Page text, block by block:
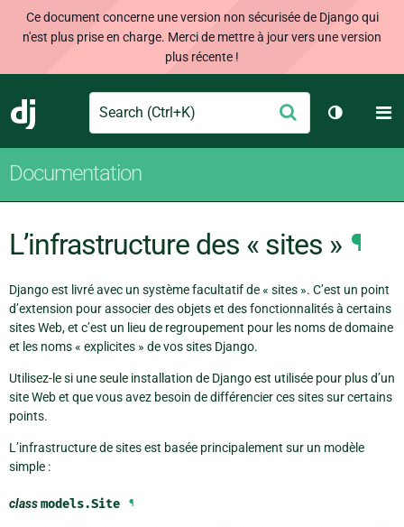
Ce document concerne une version non sécurisée de Django qui
n'est plus prise en charge. Merci de mettre à jour vers une version
plus récente !
Django
Search Envoyer
Changer
Documentation
L’infrastructure des « sites » ¶
Django est livré avec un système facultatif de « sites ». C’est un point
d’extension pour associer des objets et des fonctionnalités à certains
sites Web, et c’est un lieu de regroupement pour les noms de domaine
et les noms « explicites » de vos sites Django.
Utilisez-le si une seule installation de Django est utilisée pour plus d’un
site Web et que vous avez besoin de différencier ces sites sur certains
points.
L’infrastructure de sites est basée principalement sur un modèle
simple :
classmodels.Site ¶